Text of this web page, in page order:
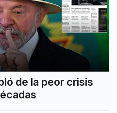
de la peor crisis